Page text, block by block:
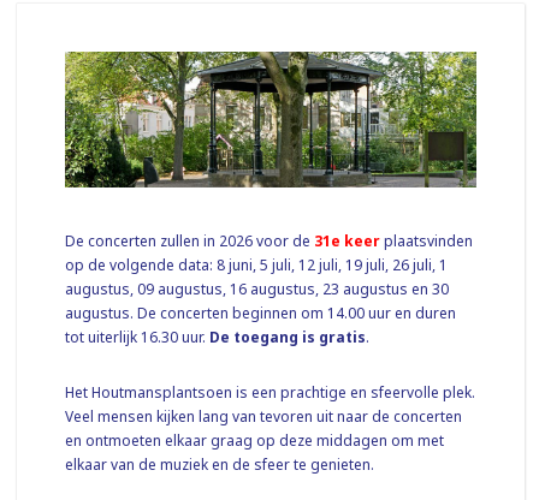
De concerten zullen in 2026 voor de 31e keerplaatsvinden
op de volgende data: 8 juni, 5 juli, 12 juli, 19 juli, 26 juli, 1
augustus, 09 augustus, 16 augustus, 23 augustus en 30
augustus. De concerten beginnen om 14.00 uur en duren
tot uiterlijk 16.30 uur. De toegang is gratis.
Het Houtmansplantsoen is een prachtige en sfeervolle plek.
Veel mensen kijken lang van tevoren uit naar de concerten
en ontmoeten elkaar graag op deze middagen om met
elkaar van de muziek en de sfeer te genieten.